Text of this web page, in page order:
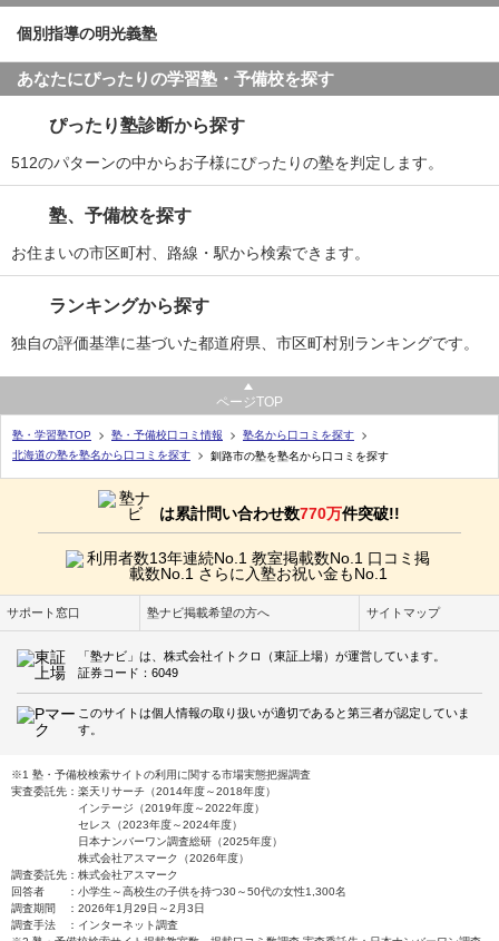
個別指導の明光義塾
あなたにぴったりの学習塾・予備校を探す
ぴったり塾診断から探す
512のパターンの中からお子様にぴったりの塾を判定します。
塾、予備校を探す
お住まいの市区町村、路線・駅から検索できます。
ランキングから探す
独自の評価基準に基づいた都道府県、市区町村別ランキングです。
ページTOP
塾・学習塾TOP 塾・予備校口コミ情報
塾名から口コミを探す
北海道の塾を塾名から口コミを探す
釧路市の塾を塾名から口コミを探す
は累計問い合わせ数770万件突破!!
サポート窓口 塾ナビ掲載希望の方へ サイトマップ
「塾ナビ」は、株式会社イトクロ（東証上場）が運営しています。
証券コード：6049
このサイトは個人情報の取り扱いが適切であると第三者が認定していま
す。
※1 塾・予備校検索サイトの利用に関する市場実態把握調査
実査委託先：楽天リサーチ（2014年度～2018年度）
インテージ（2019年度～2022年度）
セレス（2023年度～2024年度）
日本ナンバーワン調査総研（2025年度）
株式会社アスマーク（2026年度）
調査委託先：株式会社アスマーク
回答者 ：小学生～高校生の子供を持つ30～50代の女性1,300名
調査期間 ：2026年1月29日～2月3日
調査手法 ：インターネット調査